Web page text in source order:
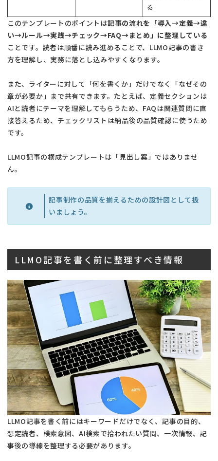
る
このテンプレートのポイントは記事の流れを「導入→定義→違
い→ルール→実践→チェック→FAQ→まとめ」に整理している
ことです。読者は順番に読み進めることで、LLMO記事の書き
方を理解し、実務に落とし込みやすくなります。
また、ライターに対して「何を書くか」だけでなく「なぜその
章が必要か」まで共有できます。たとえば、定義セクションは
AIと読者にテーマを理解してもらうため、FAQは関連質問に直
接答えるため、チェックリストは納品後の品質確認に使うため
です。
LLMO記事の構成テンプレートは「見出し案」ではありませ
ん。
記事制作の品質を揃えるための設計図として扱
いましょう。
LLMO記事を書く前に整理すべき情報
LLMO記事を書く前にはキーワードだけでなく、記事の目的、
想定読者、検索意図、AI検索で拾われたい質問、一次情報、記
事後の導線を整理する必要があります。